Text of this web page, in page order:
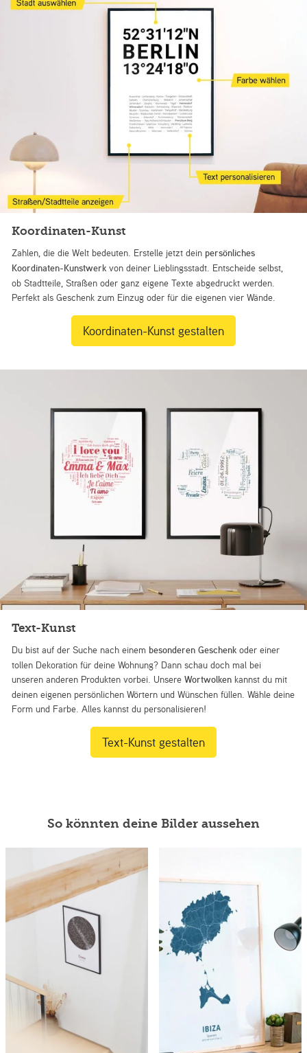
Koordinaten-Kunst
Zahlen, die die Welt bedeuten. Erstelle jetzt dein persönliches
Koordinaten-Kunstwerk von deiner Lieblingsstadt. Entscheide selbst,
ob Stadtteile, Straßen oder ganz eigene Texte abgedruckt werden.
Perfekt als Geschenk zum Einzug oder für die eigenen vier Wände.
Koordinaten-Kunst gestalten
Text-Kunst
Du bist auf der Suche nach einem besonderen Geschenk oder einer
tollen Dekoration für deine Wohnung? Dann schau doch mal bei
unseren anderen Produkten vorbei. UnsereWortwolken kannst du mit
deinen eigenen persönlichen Wörtern und Wünschen füllen. Wähle deine
Form und Farbe. Alles kannst du personalisieren!
Text-Kunst gestalten
So könnten deine Bilder aussehen